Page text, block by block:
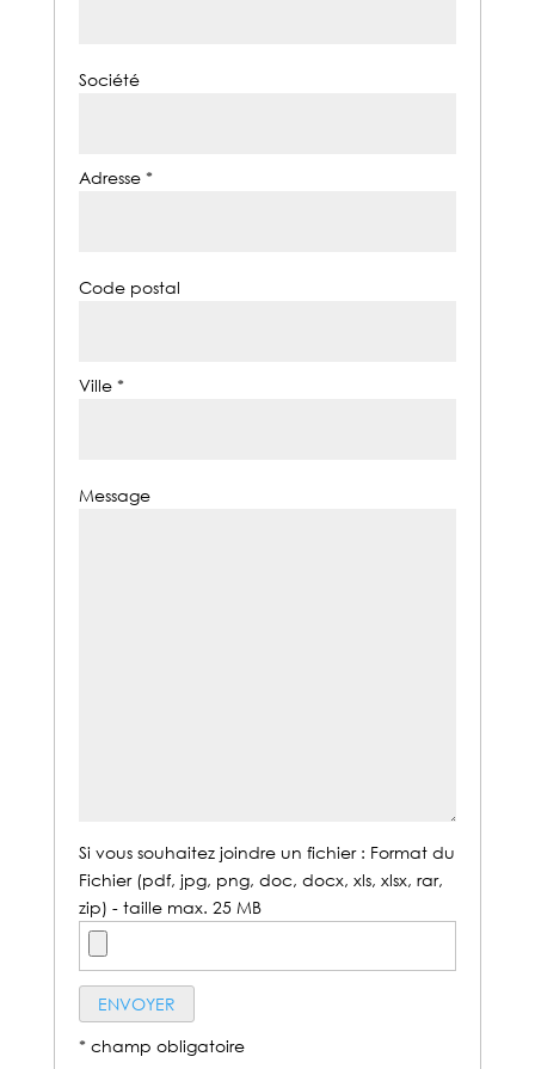
Société
Adresse *
Code postal
Ville *
Message
Si vous souhaitez joindre un fichier : Format du
Fichier (pdf, jpg, png, doc, docx, xls, xlsx, rar,
zip) - taille max. 25 MB
* champ obligatoire